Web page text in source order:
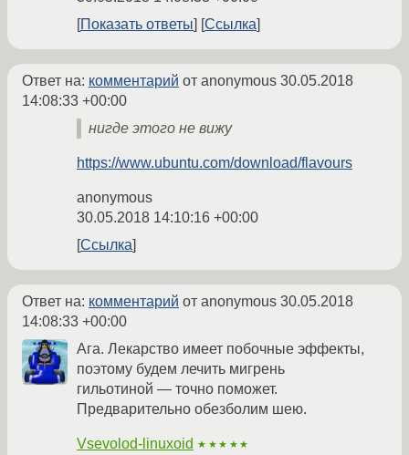
Показать ответы
Ссылка
Ответ на: комментарий от anonymous 30.05.2018
14:08:33 +00:00
нигде этого не вижу
https://www.ubuntu.com/download/flavours
anonymous
30.05.2018 14:10:16 +00:00
Ссылка
Ответ на: комментарий от anonymous 30.05.2018
14:08:33 +00:00
Ага. Лекарство имеет побочные эффекты,
поэтому будем лечить мигрень
гильотиной — точно поможет.
Предварительно обезболим шею.
Vsevolod-linuxoid ★★★★★